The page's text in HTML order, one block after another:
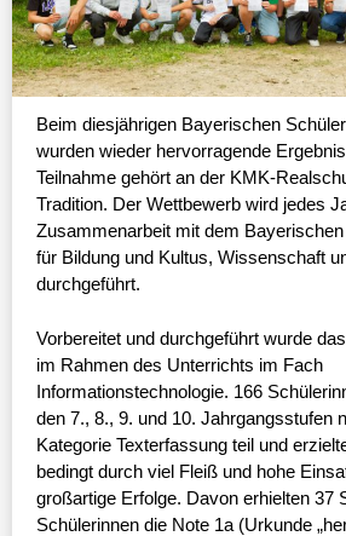
Beim diesjährigen Bayerischen
wurden wieder hervorragende
Teilnahme gehört an der KMK-
Tradition. Der Wettbewerb wird jedes
Zusammenarbeit mit dem
für Bildung und Kultus, Wissenschaft
durchgeführt.
Vorbereitet und durchgeführt wurde
im Rahmen des Unterrichts im Fach
Informationstechnologie. 166
den 7., 8., 9. und 10. Jahrgangsstufen
Kategorie Texterfassung teil und
bedingt durch viel Fleiß und hohe
großartige Erfolge. Davon erhielten 37
Schülerinnen die Note 1a (Urkunde